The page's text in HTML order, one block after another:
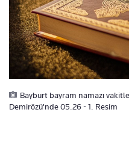
Bayburt bayram namazı
Demirözü'nde 05.26 - 1. Resim